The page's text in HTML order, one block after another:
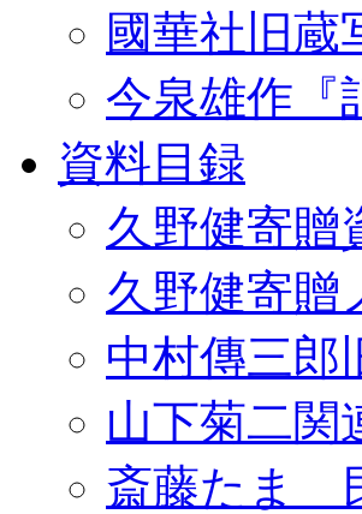
國華社旧蔵
今泉雄作『
資料目録
久野健寄贈
久野健寄贈
中村傳三郎
山下菊二関
斎藤たま